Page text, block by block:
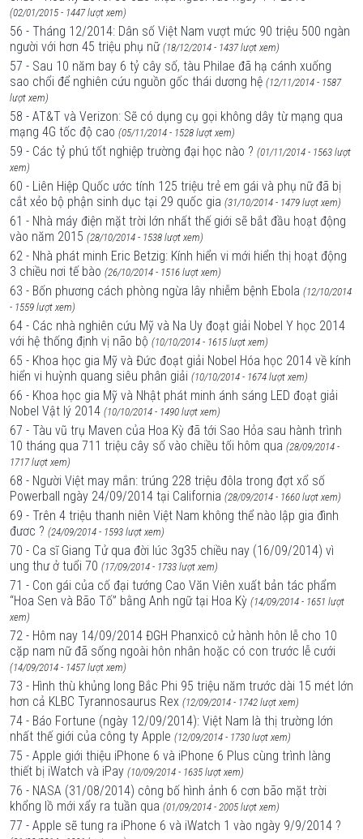
(02/01/2015 - 1447 lượt xem)
56 - Tháng 12/2014: Dân số Việt Nam vượt mức 90 triệu 500 ngàn
người với hơn 45 triệu phụ nữ (18/12/2014 - 1437 lượt xem)
57 - Sau 10 năm bay 6 tỷ cây số, tàu Philae đã hạ cánh xuống
sao chổi để nghiên cứu nguồn gốc thái dương hệ (12/11/2014 - 1587
lượt xem)
58 - AT&T và Verizon: Sẽ có dụng cụ gọi không dây từ mạng qua
mạng 4G tốc độ cao (05/11/2014 - 1528 lượt xem)
59 - Các tỷ phú tốt nghiệp trường đại học nào ? (01/11/2014 - 1563 lượt
xem)
60 - Liên Hiệp Quốc ước tính 125 triệu trẻ em gái và phụ nữ đã bị
cắt xẻo bộ phận sinh dục tại 29 quốc gia (31/10/2014 - 1479 lượt xem)
61 - Nhà máy điện mặt trời lớn nhất thế giới sẽ bắt đầu hoạt động
vào năm 2015 (28/10/2014 - 1538 lượt xem)
62 - Nhà phát minh Eric Betzig: Kính hiển vi mới hiển thị hoạt động
3 chiều nơi tế bào (26/10/2014 - 1516 lượt xem)
63 - Bốn phương cách phòng ngừa lây nhiễm bệnh Ebola (12/10/2014
- 1559 lượt xem)
64 - Các nhà nghiên cứu Mỹ và Na Uy đoạt giải Nobel Y học 2014
với hệ thống định vị não bộ (10/10/2014 - 1615 lượt xem)
65 - Khoa học gia Mỹ và Đức đoạt giải Nobel Hóa học 2014 về kính
hiển vi huỳnh quang siêu phân giải (10/10/2014 - 1674 lượt xem)
66 - Khoa học gia Mỹ và Nhật phát minh ánh sáng LED đoạt giải
Nobel Vật lý 2014 (10/10/2014 - 1490 lượt xem)
67 - Tàu vũ trụ Maven của Hoa Kỳ đã tới Sao Hỏa sau hành trình
10 tháng qua 711 triệu cây số vào chiều tối hôm qua (28/09/2014 -
1717 lượt xem)
68 - Người Việt may mắn: trúng 228 triệu đôla trong đợt xổ số
Powerball ngày 24/09/2014 tại California (28/09/2014 - 1660 lượt xem)
69 - Trên 4 triệu thanh niên Việt Nam không thể nào lập gia đình
đươc ? (24/09/2014 - 1593 lượt xem)
70 - Ca sĩ Giang Tử qua đời lúc 3g35 chiều nay (16/09/2014) vì
ung thư ở tuổi 70 (17/09/2014 - 1733 lượt xem)
71 - Con gái của cố đại tướng Cao Văn Viên xuất bản tác phẩm
“Hoa Sen và Bão Tố” bằng Anh ngữ tại Hoa Kỳ (14/09/2014 - 1651 lượt
xem)
72 - Hôm nay 14/09/2014 ĐGH Phanxicô cử hành hôn lễ cho 10
cặp nam nữ đã sống ngoài hôn nhân hoặc có con trước lễ cưới
(14/09/2014 - 1457 lượt xem)
73 - Hình thù khủng long Bắc Phi 95 triệu năm trước dài 15 mét lớn
hơn cả KLBC Tyrannosaurus Rex (12/09/2014 - 1742 lượt xem)
74 - Báo Fortune (ngày 12/09/2014): Việt Nam là thị trường lớn
nhất thế giới của công ty Apple (12/09/2014 - 1730 lượt xem)
75 - Apple giới thiệu iPhone 6 và iPhone 6 Plus cùng trình làng
thiết bị iWatch và iPay (10/09/2014 - 1635 lượt xem)
76 - NASA (31/08/2014) công bố hình ảnh 6 cơn bão mặt trời
khổng lồ mới xẩy ra tuần qua (01/09/2014 - 2005 lượt xem)
77 - Apple sẽ tung ra iPhone 6 và iWatch 1 vào ngày 9/9/2014 ?